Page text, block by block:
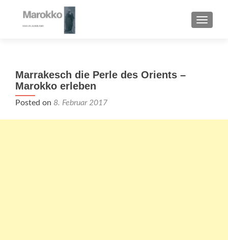
Marrakesch die Perle des Orients –
Marokko erleben
Posted on 8. Februar 2017